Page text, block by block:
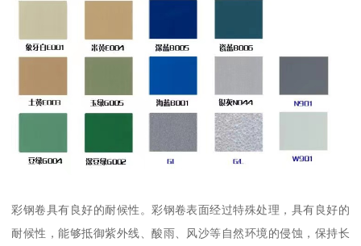
彩钢卷具有良好的耐候性。彩钢卷表面经过特殊处理，具有良好的
耐候性，能够抵御紫外线、酸雨、风沙等自然环境的侵蚀，保持长